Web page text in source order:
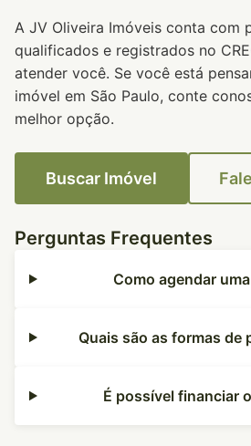
A JV Oliveira Imóveis conta com
qualificados e registrados no
atender você. Se você está
imóvel em São Paulo, conte
melhor opção.
Buscar Imóvel
Perguntas Frequentes
Como agendar
Quais são as formas de
É possível financiar